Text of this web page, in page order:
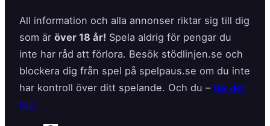
All information och alla annonser riktar sig till dig
som är över 18 år! Spela aldrig för pengar du
inte har råd att förlora. Besök stödlinjen.se och
blockera dig från spel på spelpaus.se om du inte
har kontroll över ditt spelande. Och du – läs det
här!